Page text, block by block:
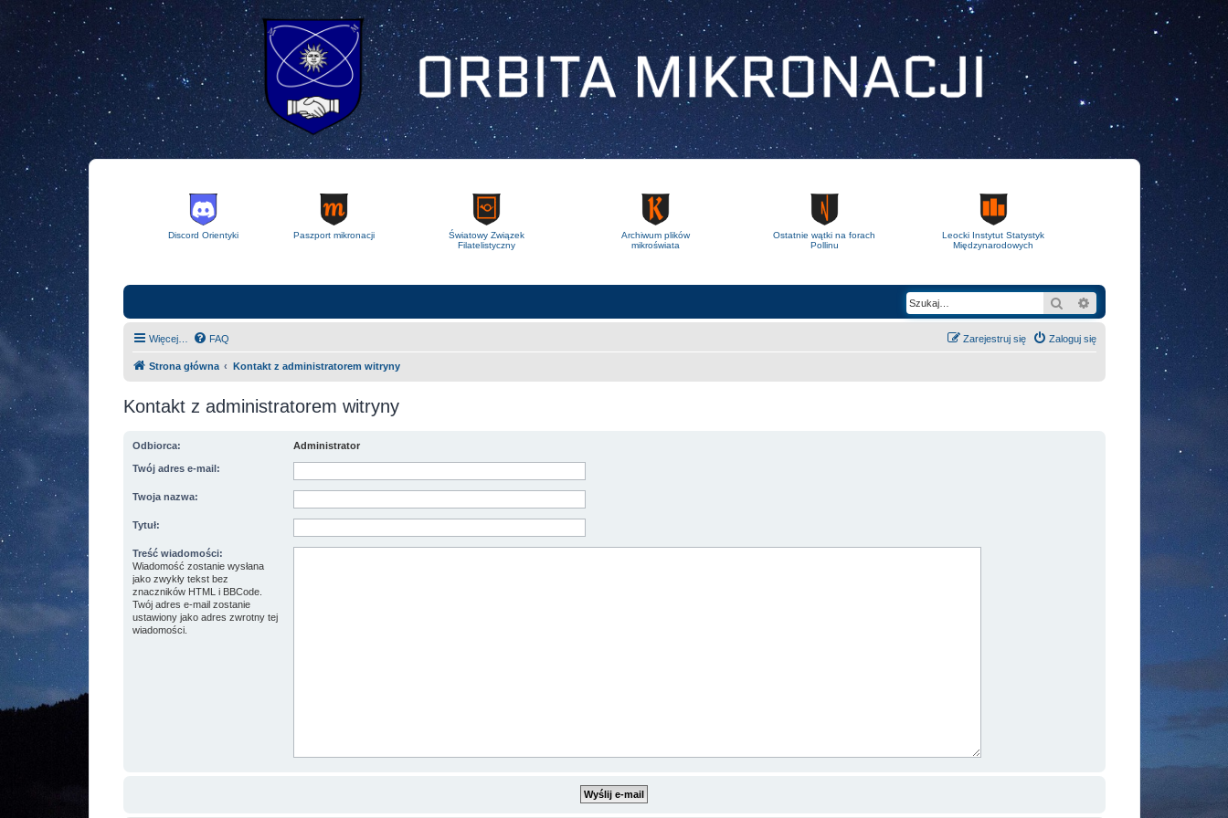
Discord Orientyki Paszport mikronacji
Światowy Związek
Filatelistyczny
Archiwum plików
mikroświata
Ostatnie wątki na forach
Pollinu
Leocki Instytut Statystyk
Międzynarodowych
Szukaj Wyszukiwanie
Więcej… FAQ Zaloguj się
Zarejestruj się
Strona główna Kontakt z administratorem witryny
Kontakt z administratorem witryny
Odbiorca: Administrator
Twój adres e-mail:
Twoja nazwa:
Tytuł:
Treść wiadomości:
Wiadomość zostanie wysłana
jako zwykły tekst bez
znaczników HTML i BBCode.
Twój adres e-mail zostanie
ustawiony jako adres zwrotny tej
wiadomości.